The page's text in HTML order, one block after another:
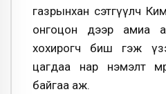
газрынхан сэтгүүлч
онгоцон дээр амиа
хохирогч биш гэж
цагдаа нар нэмэлт
байгаа аж.